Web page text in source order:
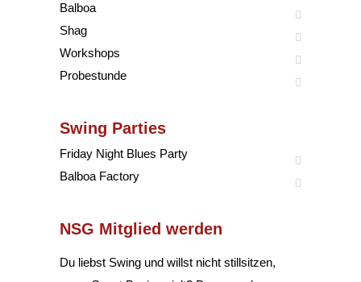
Balboa
Shag
Workshops
Probestunde
Swing Parties
Friday Night Blues Party
Balboa Factory
NSG Mitglied werden
Du liebst Swing und willst nicht stillsitzen,